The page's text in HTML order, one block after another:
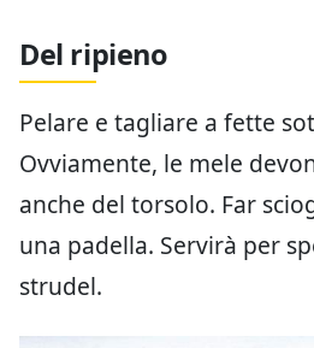
Del ripieno
Pelare e tagliare a fette
Ovviamente, le mele
anche del torsolo. Far
una padella. Servirà per
strudel.